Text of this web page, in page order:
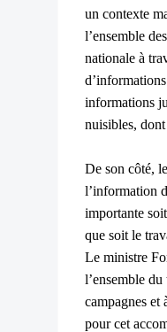
un contexte
l’ensemble
nationale à
informations
nuisibles,
De son côté,
l’information
importante
que soit le
Le ministre
l’ensemble
campagnes et
pour cet